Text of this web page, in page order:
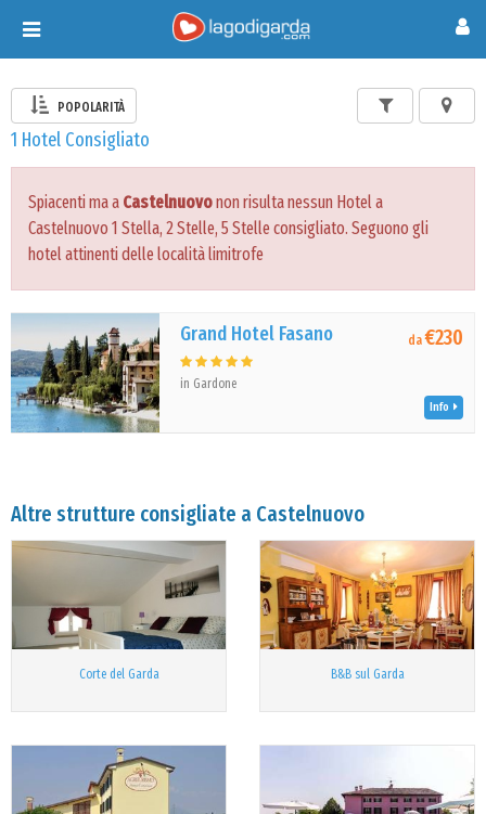
Toggle
navigation
POPOLARITÀ
1 Hotel Consigliato
Spiacenti ma a Castelnuovonon risulta nessun Hotel a
Castelnuovo 1 Stella, 2 Stelle, 5 Stelle consigliato. Seguono gli
hotel attinenti delle località limitrofe
Grand Hotel Fasano
in Gardone
da€230
Info
Altre strutture consigliate a Castelnuovo
Corte del Garda B&B sul Garda